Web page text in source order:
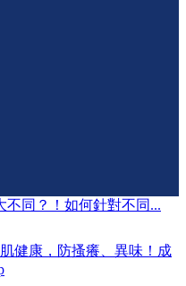
不同？！如何針對不同...
健康，防搔癢、異味！成